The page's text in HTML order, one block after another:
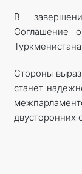
В
Соглашение
Стороны
станет
двусторонних